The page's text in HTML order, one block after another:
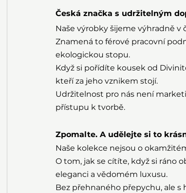
Česká značka s udržitelným
Naše výrobky šijeme výhradně v
Znamená to férové pracovní
ekologickou stopu.
Když si pořídíte kousek od
kteří za jeho vznikem stojí.
Udržitelnost pro nás není
přístupu k tvorbě.
Zpomalte. A udělejte si to
Naše kolekce nejsou o
O tom, jak se cítíte, když si ráno
eleganci a vědomém luxusu.
Bez přehnaného přepychu, ale s